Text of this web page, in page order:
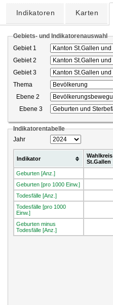
Indikatoren Karten
Gebiets- und Indikatorenauswahl
Gebiet 1
Gebiet 2
Gebiet 3
Thema
Ebene 2
Ebene 3
Indikatorentabelle
Jahr
Indikator
Wahlkreis
St.Gallen
Geburten [Anz.]
Geburten [pro 1000 Einw.]
Todesfälle [Anz.]
Todesfälle [pro 1000
Einw.]
Geburten minus
Todesfälle [Anz.]